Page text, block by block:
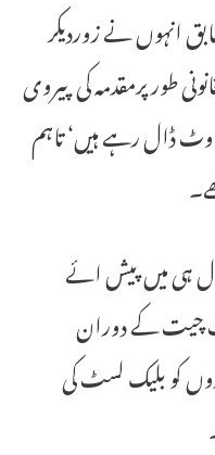
انہوں نے زوردیکر
طور پرمقدمہ کی پیروی
ڈال رہے ہیں‘ تاہم
ہی میں پیش ائے
بات چیت کے دوران
کو بلیک لسٹ کی